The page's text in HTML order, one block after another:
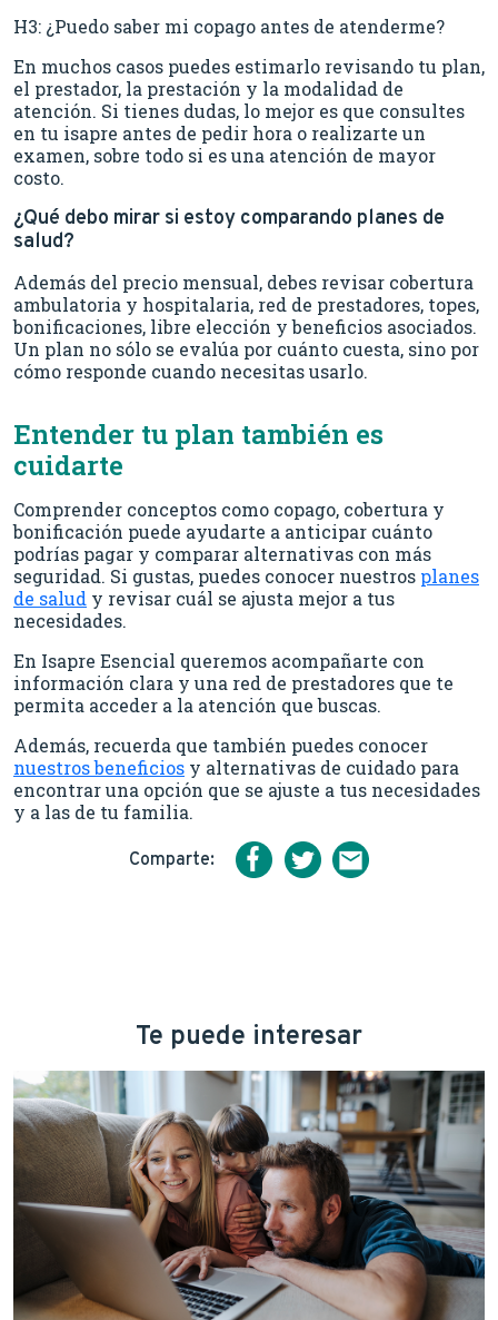
H3: ¿Puedo saber mi copago antes de atenderme?
En muchos casos puedes estimarlo revisando tu plan,
el prestador, la prestación y la modalidad de
atención. Si tienes dudas, lo mejor es que consultes
en tu isapre antes de pedir hora o realizarte un
examen, sobre todo si es una atención de mayor
costo.
¿Qué debo mirar si estoy comparando planes de
salud?
Además del precio mensual, debes revisar cobertura
ambulatoria y hospitalaria, red de prestadores, topes,
bonificaciones, libre elección y beneficios asociados.
Un plan no sólo se evalúa por cuánto cuesta, sino por
cómo responde cuando necesitas usarlo.
Entender tu plan también es
cuidarte
Comprender conceptos como copago, cobertura y
bonificación puede ayudarte a anticipar cuánto
podrías pagar y comparar alternativas con más
seguridad. Si gustas, puedes conocer nuestros planes
de salud y revisar cuál se ajusta mejor a tus
necesidades.
En Isapre Esencial queremos acompañarte con
información clara y una red de prestadores que te
permita acceder a la atención que buscas.
Además, recuerda que también puedes conocer
nuestros beneficios y alternativas de cuidado para
encontrar una opción que se ajuste a tus necesidades
y a las de tu familia.
Comparte:
Te puede interesar